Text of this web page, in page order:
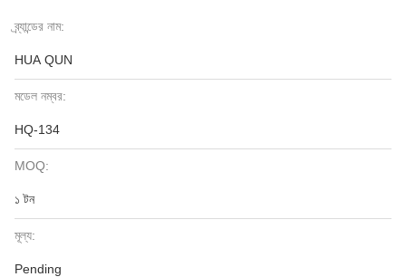
ব্র্যান্ডের নাম:
HUA QUN
মডেল নম্বর:
HQ-134
MOQ:
১ টন
মূল্য:
Pending